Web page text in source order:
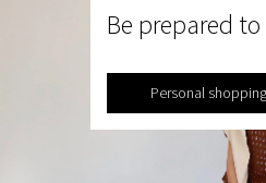
Be prepared
Personal